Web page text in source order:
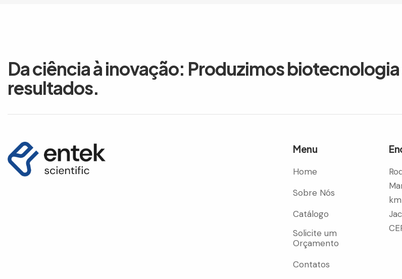
Da ciência à inovação: Produzimos
resultados.
Menu
Home
Sobre Nós
Catálogo
Solicite um
Orçamento
Contatos